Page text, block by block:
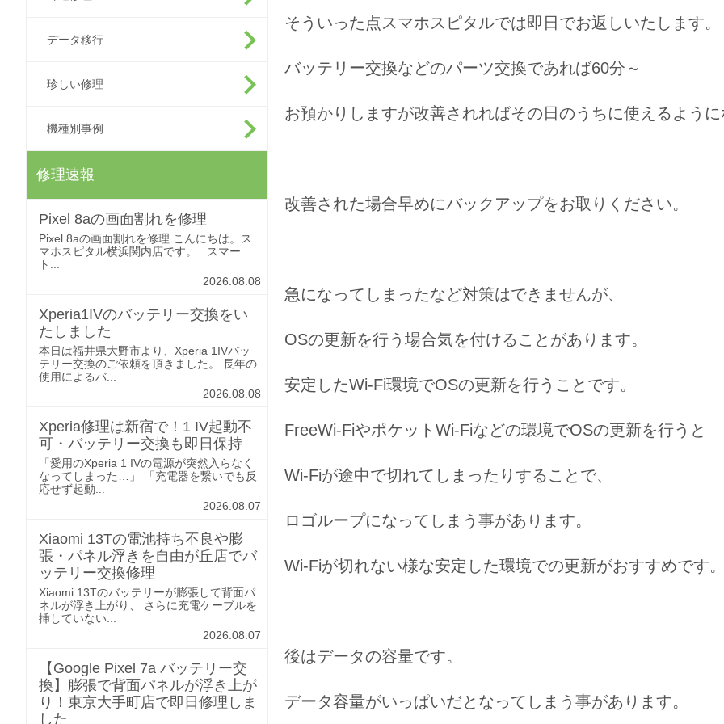
データ移行
珍しい修理
機種別事例
修理速報
Pixel 8aの画面割れを修理
Pixel 8aの画面割れを修理 こんにちは。ス
マホスピタル横浜関内店です。 スマー
ト...
2026.08.08
Xperia1IVのバッテリー交換をい
たしました
本日は福井県大野市より、Xperia 1IVバッ
テリー交換のご依頼を頂きました。 長年の
使用によるバ...
2026.08.08
Xperia修理は新宿で！1 IV起動不
可・バッテリー交換も即日保持
「愛用のXperia 1 IVの電源が突然入らなく
なってしまった…」 「充電器を繋いでも反
応せず起動...
2026.08.07
Xiaomi 13Tの電池持ち不良や膨
張・パネル浮きを自由が丘店でバ
ッテリー交換修理
Xiaomi 13Tのバッテリーが膨張して背面パ
ネルが浮き上がり、 さらに充電ケーブルを
挿していない...
2026.08.07
【Google Pixel 7a バッテリー交
換】膨張で背面パネルが浮き上が
り！東京大手町店で即日修理しま
した
そういった点スマホスピタルでは即日でお返しいたします。
バッテリー交換などのパーツ交換であれば60分～
お預かりしますが改善されればその日のうちに使えるように
改善された場合早めにバックアップをお取りください。
急になってしまったなど対策はできませんが、
OSの更新を行う場合気を付けることがあります。
安定したWi-Fi環境でOSの更新を行うことです。
FreeWi-FiやポケットWi-Fiなどの環境でOSの更新を行うと
Wi-Fiが途中で切れてしまったりすることで、
ロゴループになってしまう事があります。
Wi-Fiが切れない様な安定した環境での更新がおすすめです。
後はデータの容量です。
データ容量がいっぱいだとなってしまう事があります。